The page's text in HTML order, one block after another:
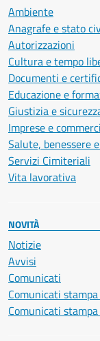
Ambiente
Anagrafe e stato
Autorizzazioni
Cultura e tempo
Documenti e
Educazione e
Giustizia e
Imprese e
Salute, benessere
Servizi Cimiteriali
Vita lavorativa
NOVITÀ
Notizie
Avvisi
Comunicati
Comunicati
Comunicati